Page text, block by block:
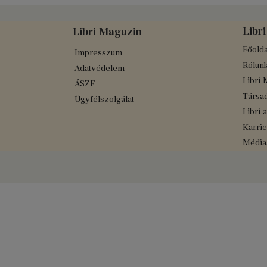
Libri Magazin
Impresszum
Adatvédelem
ÁSZF
Ügyfélszolgálat
Libri
Libri
Libri